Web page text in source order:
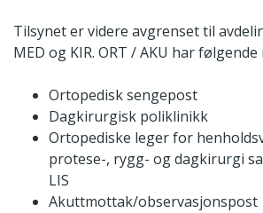
Tilsynet er videre avgrenset til
MED og KIR. ORT / AKU har
Ortopedisk sengepost
Dagkirurgisk poliklinikk
Ortopediske leger for
protese-, rygg- og dagkirurgi
LIS
Akuttmottak/observasjonspost